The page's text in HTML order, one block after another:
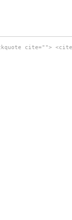
cite=""> <cite>